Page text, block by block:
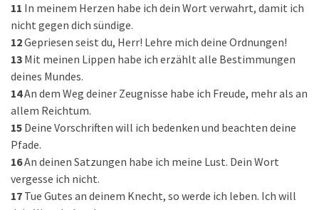
11 In meinem Herzen habe ich dein Wort verwahrt, damit ich
nicht gegen dich sündige.
12Gepriesen seist du, Herr! Lehre mich deine Ordnungen!
13 Mit meinen Lippen habe ich erzählt alle Bestimmungen
deines Mundes.
14An dem Weg deiner Zeugnisse habe ich Freude, mehr als an
allem Reichtum.
15 Deine Vorschriften will ich bedenken und beachten deine
Pfade.
16An deinen Satzungen habe ich meine Lust. Dein Wort
vergesse ich nicht.
17 Tue Gutes an deinem Knecht, so werde ich leben. Ich will